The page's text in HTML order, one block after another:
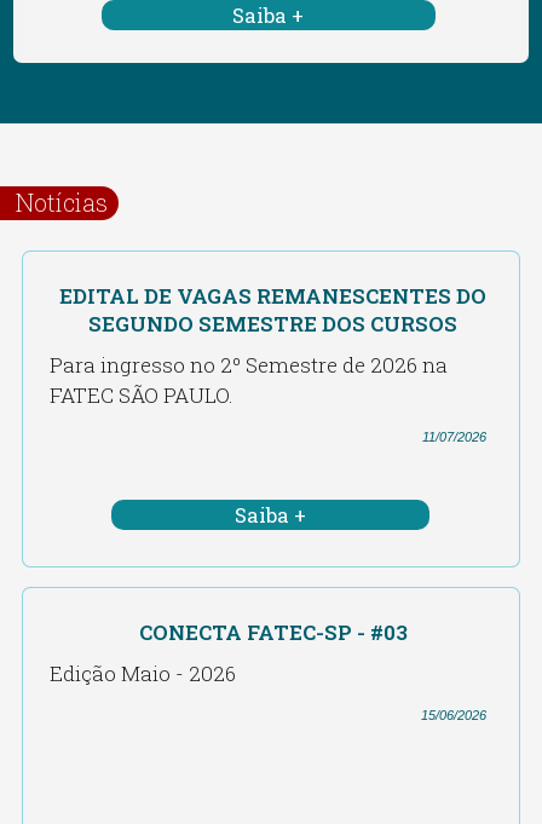
Saiba +
Notícias
EDITAL DE VAGAS REMANESCENTES DO
SEGUNDO SEMESTRE DOS CURSOS
Para ingresso no 2º Semestre de 2026 na
FATEC SÃO PAULO.
11/07/2026
Saiba +
CONECTA FATEC-SP - #03
Edição Maio - 2026
15/06/2026